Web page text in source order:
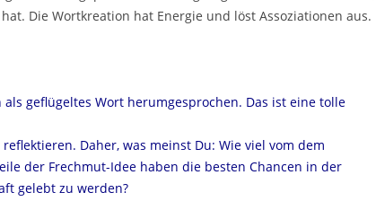
Die Wortkreation hat Energie und löst Assoziationen aus.
als geflügeltes Wort herumgesprochen. Das ist eine tolle
Daher, was meinst Du: Wie viel vom dem
der Frechmut-Idee haben die besten Chancen in der
gelebt zu werden?